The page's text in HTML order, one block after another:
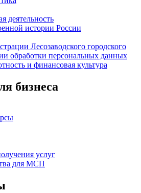
деятельность
истории России
Лесозаводского городского
обработки персональных данных
и финансовая культура
бизнеса
услуг
для МСП